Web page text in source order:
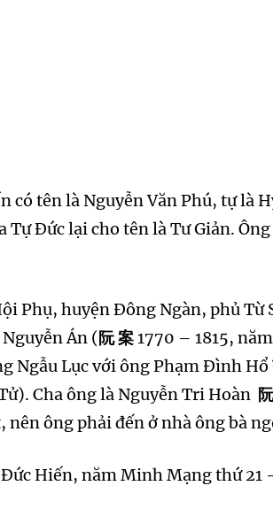
có tên là Nguyễn Văn Phú, tự là
Đức lại cho tên là Tư Giản.
Phụ, huyện Đông Ngàn, phủ
Án (阮 案1770 – 1815,
Ngẫu Lục với ông Phạm Đình Hổ
Cha ông là Nguyễn Tri Hoàn
ông phải đến ở nhà ông bà
Hiến, năm Minh Mạng thứ 21